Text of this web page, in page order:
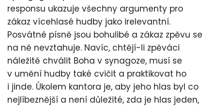
responsu ukazuje všechny argumenty pro
zákaz vícehlasé hudby jako irelevantní.
Posvátné písně jsou bohulibé a zákaz zpěvu se
na ně nevztahuje. Navíc, chtějí-li zpěváci
náležitě chválit Boha v synagoze, musí se
v umění hudby také cvičit a praktikovat ho
i jinde. Úkolem kantora je, aby jeho hlas byl co
nejlíbeznější a není důležité, zda je hlas jeden,